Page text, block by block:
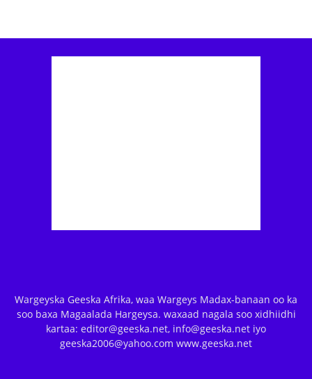
Wargeyska Geeska Afrika, waa Wargeys Madax-banaan oo ka
soo baxa Magaalada Hargeysa. waxaad nagala soo xidhiidhi
kartaa: editor@geeska.net, info@geeska.net iyo
geeska2006@yahoo.com www.geeska.net